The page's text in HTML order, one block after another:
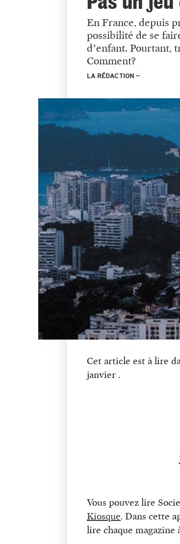
En France, depuis
possibilité de se
d’enfant. Pourtant,
Comment?
LA RÉDACTION
Cet article est à lire
janvier .
Vous pouvez lire
Kiosque. Dans cette
lire chaque magazine